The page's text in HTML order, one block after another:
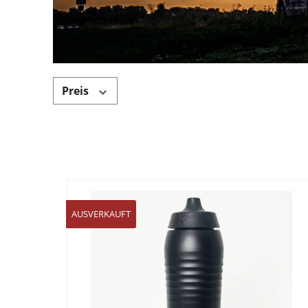
Preis
AUSVERKAUFT